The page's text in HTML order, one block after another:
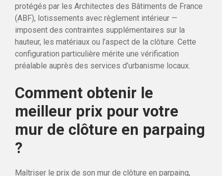
protégés par les Architectes des Bâtiments de France
(ABF), lotissements avec règlement intérieur —
imposent des contraintes supplémentaires sur la
hauteur, les matériaux ou l’aspect de la clôture. Cette
configuration particulière mérite une vérification
préalable auprès des services d’urbanisme locaux.
Comment obtenir le
meilleur prix pour votre
mur de clôture en parpaing
?
Maîtriser le prix de son mur de clôture en parpaing,